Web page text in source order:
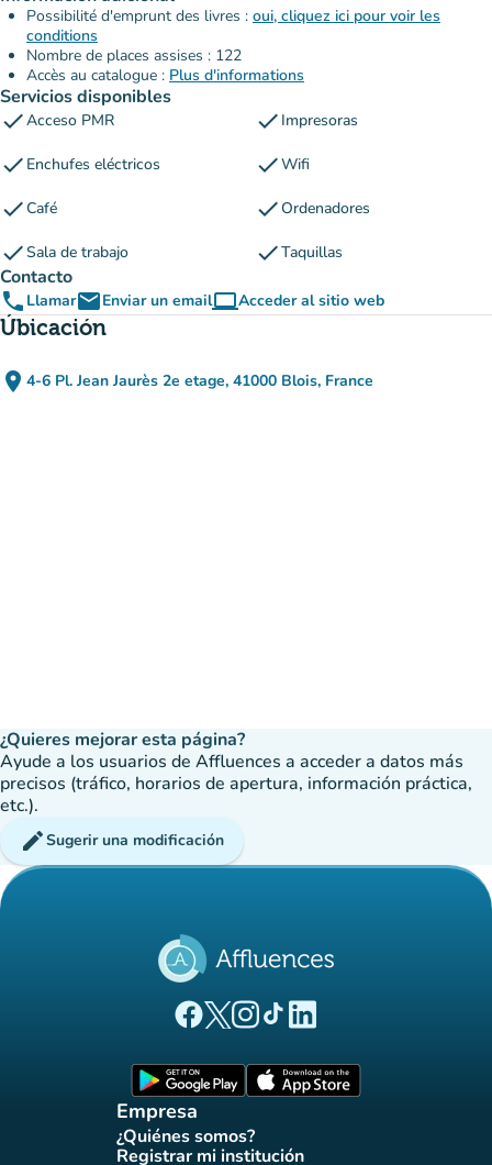
Possibilité d'emprunt des livres : oui, cliquez ici pour voir les
conditions
Nombre de places assises : 122
Accès au catalogue : Plus d'informations
Servicios disponibles
checkAcceso PMR check Impresoras
check Enchufes eléctricos checkWifi
checkCafé checkOrdenadores
checkSala de trabajo checkTaquillas
Contacto
phone LlamaremailEnviar un emailcomputerAcceder al sitio web
(nueva pestaña)
Úbicación
place 4-6 Pl. Jean Jaurès 2e etage, 41000 Blois, France
(abrir en Google Maps)
(nueva pestaña)
¿Quieres mejorar esta página?
Ayude a los usuarios de Affluences a acceder a datos más
precisos (tráfico, horarios de apertura, información práctica,
etc.).
editSugerir una modificación
(nueva pestaña)
(nueva pestaña)
(nueva pestaña)
(nueva pestaña)
(nueva pestaña)
Empresa
¿Quiénes somos?
(nueva pestaña)
Registrar mi institución